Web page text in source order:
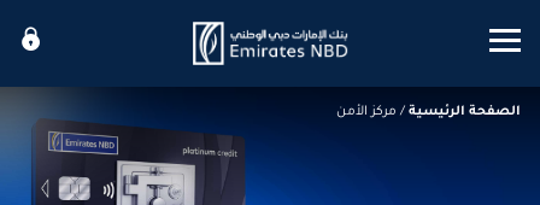
Mobile menu
الصفحة الرئيسية / مركز الأمن